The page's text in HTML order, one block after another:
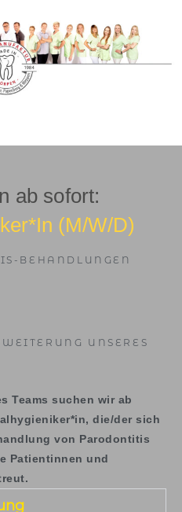
ab sofort:
(m/w/d)
BEHANDLUNGEN
UNSERES
Teams suchen wir ab
die/der sich
von Parodontitis
Patientinnen und